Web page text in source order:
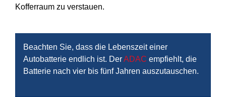
Kofferraum zu verstauen.
Beachten Sie, dass die Lebenszeit einer
Autobatterie endlich ist. DerADAC empfiehlt, die
Batterie nach vier bis fünf Jahren auszutauschen.